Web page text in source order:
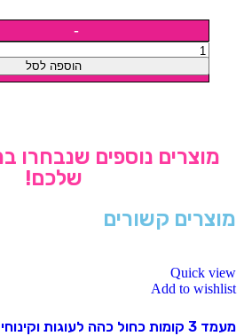
הוספה לסל
מוצרים נוספים שנבחרו
שלכם!
מוצרים קשורים
Quick view
Add to wishlist
מעמד 3 קומות כחול כהה לעוגות וקינוחים (ייחודי)